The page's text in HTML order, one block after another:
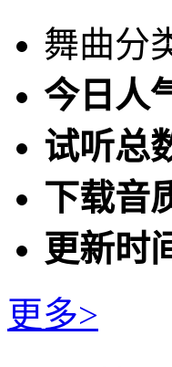
舞曲分
今日人
试听总
下载音
更新时
更多>